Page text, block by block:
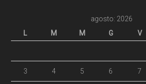
agosto: 2026
L
M M G V
3 4 5 6 7